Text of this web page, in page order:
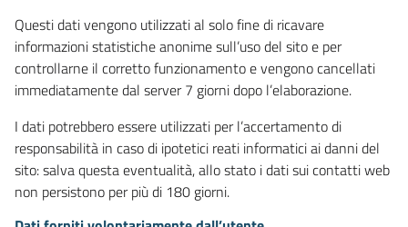
Questi dati vengono utilizzati al solo fine di ricavare
informazioni statistiche anonime sull’uso del sito e per
controllarne il corretto funzionamento e vengono cancellati
immediatamente dal server 7 giorni dopo l’elaborazione.
I dati potrebbero essere utilizzati per l’accertamento di
responsabilità in caso di ipotetici reati informatici ai danni del
sito: salva questa eventualità, allo stato i dati sui contatti web
non persistono per più di 180 giorni.